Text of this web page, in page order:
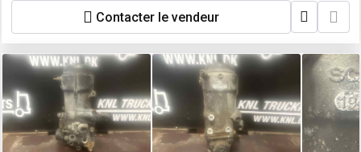
Contacter le vendeur